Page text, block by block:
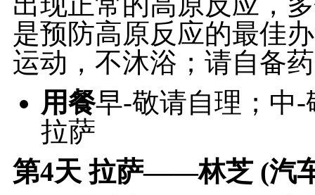
是预防高原反应的最佳
运动，不沐浴；请自备
用餐早-敬请自理；中
拉萨
第4天 拉萨——林芝 (汽